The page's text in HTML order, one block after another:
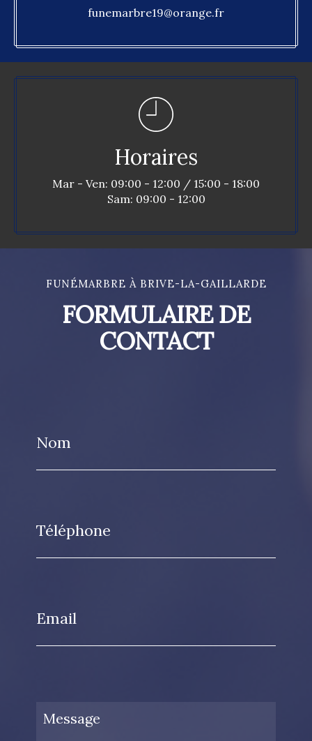
funemarbre19@orange.fr
Horaires
Mar - Ven: 09:00 - 12:00 / 15:00 - 18:00
Sam: 09:00 - 12:00
FUNÉMARBRE À BRIVE-LA-GAILLARDE
FORMULAIRE DE
CONTACT
Nom
Téléphone
Email